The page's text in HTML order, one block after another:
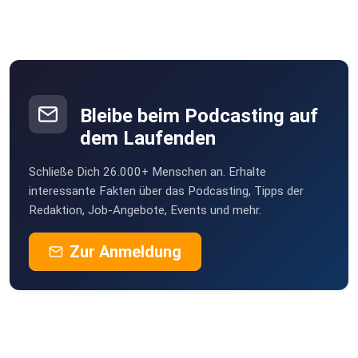
Also, was kannst du tun? Heute habe ich dir dieÜbung an
einen
physischen Ort platziert. An einen Sonnenaufgang oder
deine
Energie verändert undwie viel Frieden du in dir finden
kannst.
Diesem Thema
Bleibe beim Podcasting auf
dem Laufenden
Schließe Dich 26.000+ Menschen an. Erhalte
interessante Fakten über das Podcasting, Tipps der
Redaktion, Job-Angebote, Events und mehr.
Zur Anmeldung